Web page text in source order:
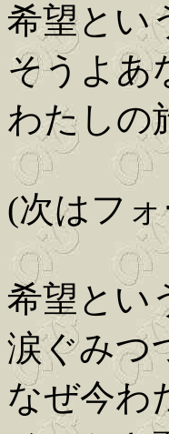
希望と
そうよ
わたし
(次はフ
希望と
涙ぐみ
なぜ今